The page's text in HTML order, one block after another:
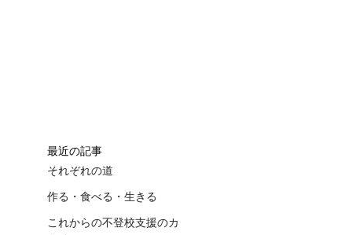
最近の記事
それぞれの道
作る・食べる・生きる
これからの不登校支援のカ